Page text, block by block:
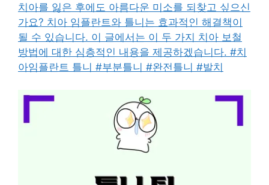
치아를 잃은 후에도 아름다운 미소를 되찾고 싶으신
가요? 치아 임플란트와 틀니는 효과적인 해결책이
될 수 있습니다. 이 글에서는 이 두 가지 치아 보철
방법에 대한 심층적인 내용을 제공하겠습니다. #치
아임플란트 틀니 #부분틀니 #완전틀니 #발치